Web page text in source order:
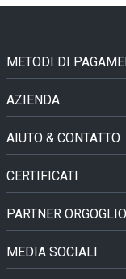
METODI DI
AZIENDA
AIUTO & CONTATTO
CERTIFICATI
PARTNER
MEDIA SOCIALI